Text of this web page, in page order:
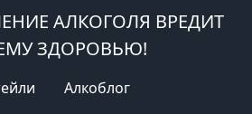
АЛКОГОЛЯ ВРЕДИТ
ЗДОРОВЬЮ!
Алкоблог